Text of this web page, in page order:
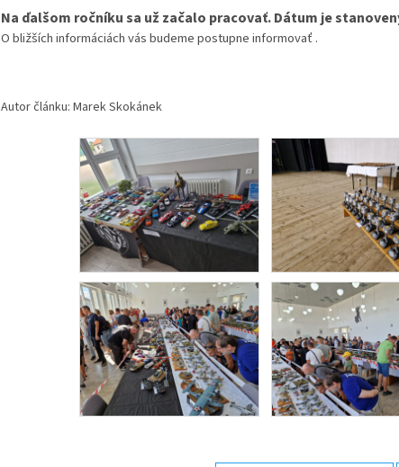
Na ďalšom ročníku sa už začalo pracovať. Dátum je
O bližších informáciách vás budeme postupne informovať .
Autor článku: Marek Skokánek